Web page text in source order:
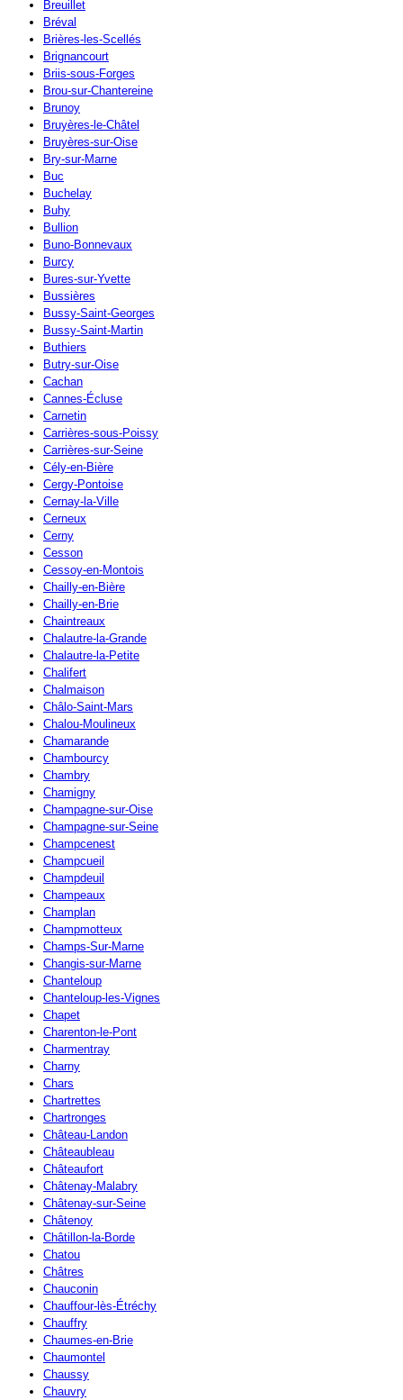
Breuillet
Bréval
Brières-les-Scellés
Brignancourt
Briis-sous-Forges
Brou-sur-Chantereine
Brunoy
Bruyères-le-Châtel
Bruyères-sur-Oise
Bry-sur-Marne
Buc
Buchelay
Buhy
Bullion
Buno-Bonnevaux
Burcy
Bures-sur-Yvette
Bussières
Bussy-Saint-Georges
Bussy-Saint-Martin
Buthiers
Butry-sur-Oise
Cachan
Cannes-Écluse
Carnetin
Carrières-sous-Poissy
Carrières-sur-Seine
Cély-en-Bière
Cergy-Pontoise
Cernay-la-Ville
Cerneux
Cerny
Cesson
Cessoy-en-Montois
Chailly-en-Bière
Chailly-en-Brie
Chaintreaux
Chalautre-la-Grande
Chalautre-la-Petite
Chalifert
Chalmaison
Châlo-Saint-Mars
Chalou-Moulineux
Chamarande
Chambourcy
Chambry
Chamigny
Champagne-sur-Oise
Champagne-sur-Seine
Champcenest
Champcueil
Champdeuil
Champeaux
Champlan
Champmotteux
Champs-Sur-Marne
Changis-sur-Marne
Chanteloup
Chanteloup-les-Vignes
Chapet
Charenton-le-Pont
Charmentray
Charny
Chars
Chartrettes
Chartronges
Château-Landon
Châteaubleau
Châteaufort
Châtenay-Malabry
Châtenay-sur-Seine
Châtenoy
Châtillon-la-Borde
Chatou
Châtres
Chauconin
Chauffour-lès-Étréchy
Chauffry
Chaumes-en-Brie
Chaumontel
Chaussy
Chauvry